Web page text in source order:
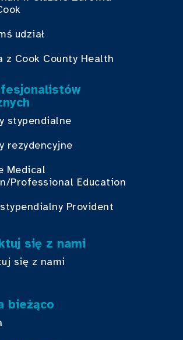
udział
z Cook County Health
stypendialne
rezydencyjne
Medical
Professional Education
Provident
się z nami
się z nami
bieżąco